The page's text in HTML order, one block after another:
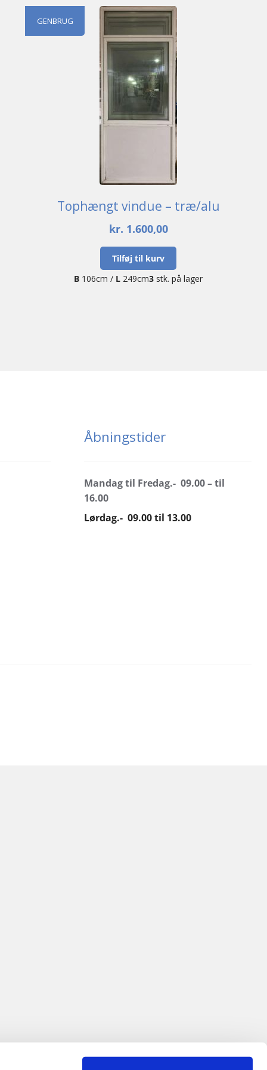
GENBRUG
Tophængt vindue – træ/alu
kr. 1.600,00
Tilføj til kurv
B 106cm / L 249cm3 stk. på lager
Åbningstider
Mandag til Fredag.- 09.00 – til
16.00
Lørdag.- 09.00 til 13.00